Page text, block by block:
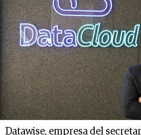
Datawise, empresa del